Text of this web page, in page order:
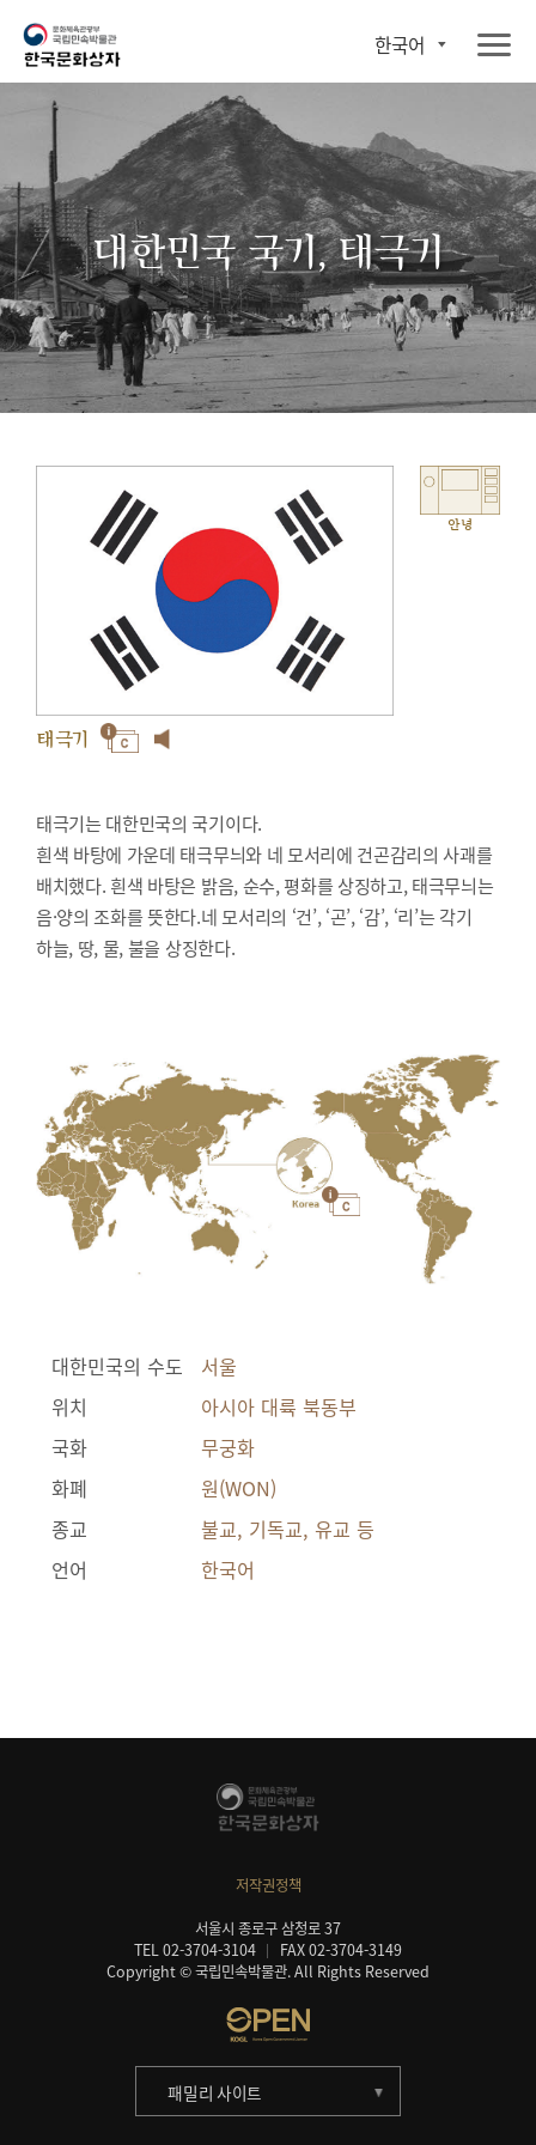
한국어
대한민국 국기, 태극기
태극기
안녕
태극기는 대한민국의 국기이다.
흰색 바탕에 가운데 태극무늬와 네 모서리에 건곤감리의 사괘를
배치했다. 흰색 바탕은 밝음, 순수, 평화를 상징하고, 태극무늬는
음·양의 조화를 뜻한다.네 모서리의 ‘건’, ‘곤’, ‘감’, ‘리’는 각기
하늘, 땅, 물, 불을 상징한다.
대한민국의 수도
서울
위치
아시아 대륙 북동부
국화
무궁화
화폐
원(WON)
종교
불교, 기독교, 유교 등
언어
한국어
저작권정책
서울시 종로구 삼청로 37
TEL 02-3704-3104
FAX 02-3704-3149
Copyright © 국립민속박물관. All Rights Reserved
패밀리 사이트